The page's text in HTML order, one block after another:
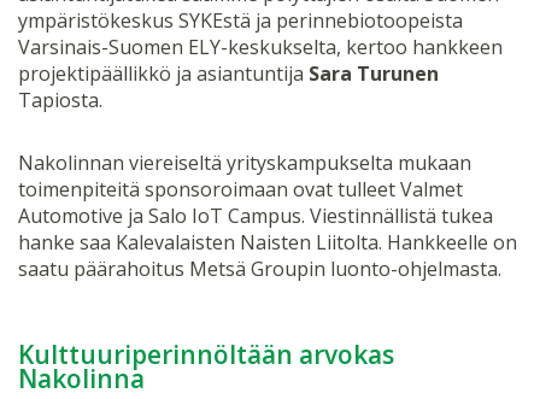
ympäristökeskus SYKEstä ja perinnebiotoopeista
Varsinais-Suomen ELY-keskukselta, kertoo hankkeen
projektipäällikkö ja asiantuntija Sara Turunen
Tapiosta.
Nakolinnan viereiseltä yrityskampukselta mukaan
toimenpiteitä sponsoroimaan ovat tulleet Valmet
Automotive ja Salo IoT Campus. Viestinnällistä tukea
hanke saa Kalevalaisten Naisten Liitolta. Hankkeelle on
saatu päärahoitus Metsä Groupin luonto-ohjelmasta.
Kulttuuriperinnöltään arvokas
Nakolinna